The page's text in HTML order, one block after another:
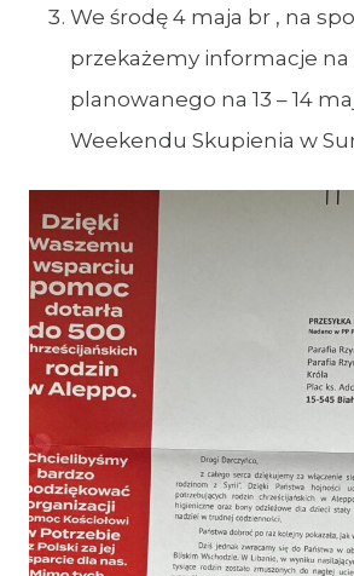
We środę 4 maja br , na
przekażemy informacje
planowanego na 13 – 14
Weekendu Skupienia w